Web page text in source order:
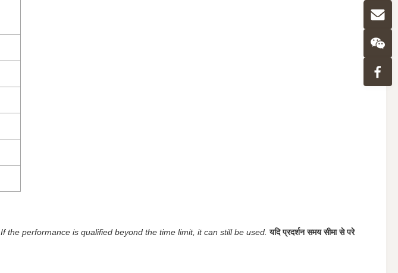
If the performance is qualified beyond the time limit, it can still be used. यदि प्रदर्शन समय सीमा से परे